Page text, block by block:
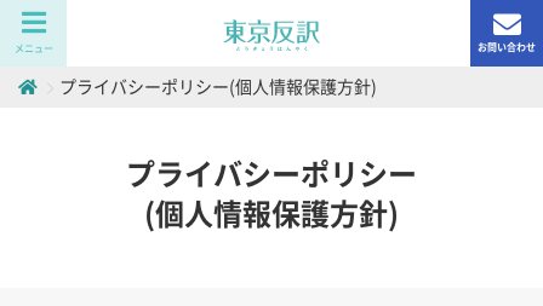
メニュー お問い合わせ
プライバシーポリシー(個人情報保護方針)
プライバシーポリシー
(個人情報保護方針)